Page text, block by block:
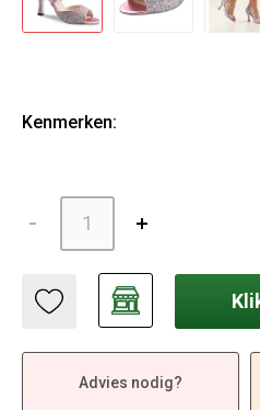
Kenmerken:
Advies nodig?